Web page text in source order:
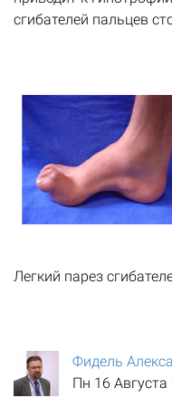
сгибателей пальцев
Легкий парез
Фидель
Пн 16 Августа